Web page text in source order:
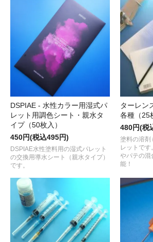
DSPIAE - 水性カラー用湿式パ
レット用調色シート・親水タ
イプ（50枚入）
450円(税込495円)
DSPIAE水性塗料用の湿式パレット
の交換用導水シート（親水タイプ）
です。
ターレン
各種（25
480円(税
塗料の溶剤
レットです
やパテの混
能！